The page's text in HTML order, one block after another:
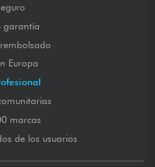
garantía
Europa
marcas
de los usuarios